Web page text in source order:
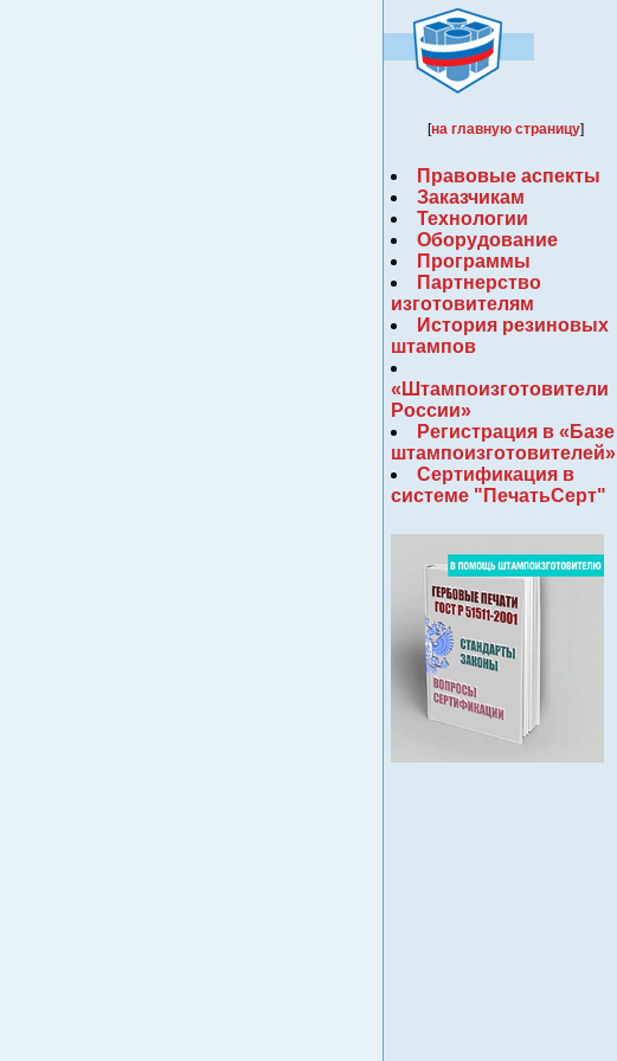
[на главную страницу]
Правовые аспекты
Заказчикам
Технологии
Оборудование
Программы
Партнерство
изготовителям
История резиновых
штампов
«Штампоизготовители
России»
Регистрация в «Базе
штампоизготовителей»
Сертификация в
системе "ПечатьСерт"